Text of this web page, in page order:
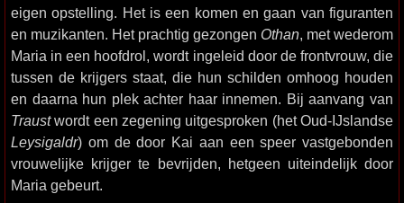
eigen opstelling. Het is een komen en gaan van figuranten
en muzikanten. Het prachtig gezongen Othan , met wederom
Maria in een hoofdrol, wordt ingeleid door de frontvrouw, die
tussen de krijgers staat, die hun schilden omhoog houden
en daarna hun plek achter haar innemen. Bij aanvang van
Traustwordt een zegening uitgesproken (het Oud-IJslandse
Leysigaldr) om de door Kai aan een speer vastgebonden
vrouwelijke krijger te bevrijden, hetgeen uiteindelijk door
Maria gebeurt.